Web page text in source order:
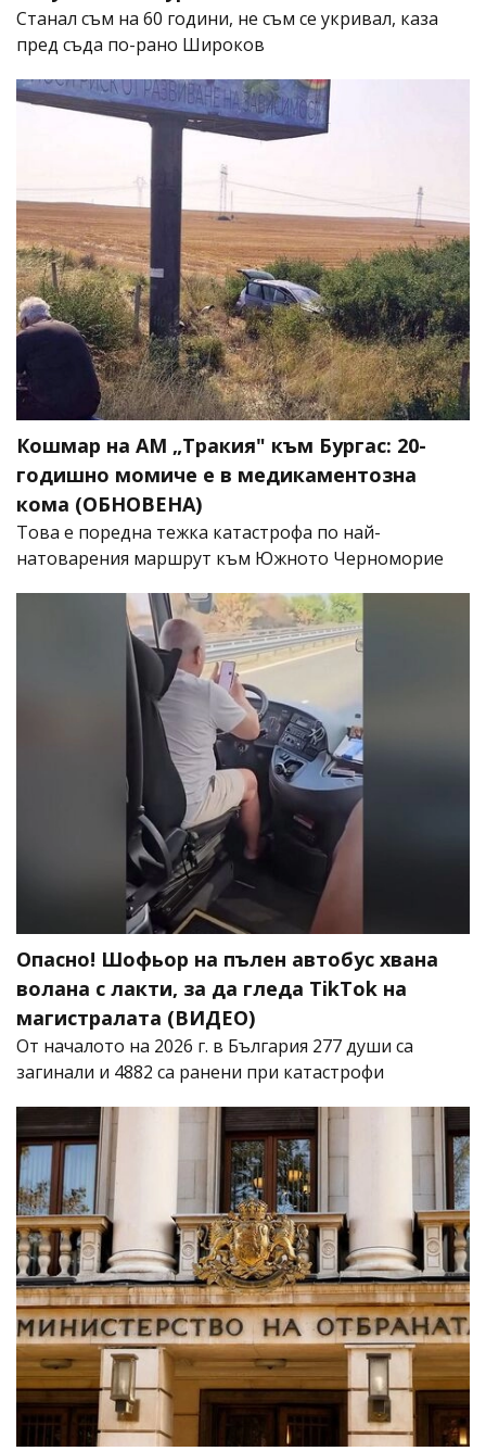
Станал съм на 60 години, не съм се укривал, каза
пред съда по-рано Широков
Кошмар на АМ „Тракия" към Бургас: 20-
годишно момиче е в медикаментозна
кома (ОБНОВЕНА)
Това е поредна тежка катастрофа по най-
натоварения маршрут към Южното Черноморие
Опасно! Шофьор на пълен автобус хвана
волана с лакти, за да гледа TikTok на
магистралата (ВИДЕО)
От началото на 2026 г. в България 277 души са
загинали и 4882 са ранени при катастрофи